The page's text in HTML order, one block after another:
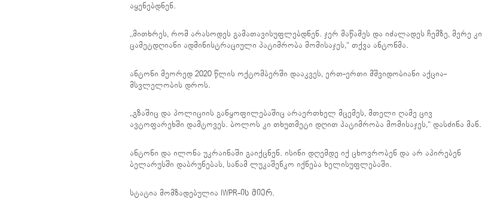
აყენებდნენ.
„მითხრეს, რომ არასოდეს გამათავისუფლებდნენ. ჯერ მაწამეს და იძალადეს ჩემზე, მერე კი
ცამეტდღიანი ადმინისტრაციული პატიმრობა მომისაჯეს,“ თქვა ანტონმა.
ანტონი მეორედ 2020 წლის ოქტომბერში დააკვეს, ერთ-ერთი მშვიდობიანი აქცია-
მსვლელობის დროს.
„გზაშიც და პოლიციის განყოფილებაშიც არაერთხელ მცემეს, მთელი ღამე ცივ
ავტოფარეხში დამტოვეს. ბოლოს კი თხუთმეტი დღით პატიმრობა მომისაჯეს,“ დასძინა მან.
ანტონი და ილონა უკრაინაში გაიქცნენ. ისინი დღემდე იქ ცხოვრობენ და არ აპირებენ
ბელარუსში დაბრუნებას, სანამ ლუკაშენკო იქნება ხელისუფლებაში.
სტატია მომზადებულია IWPR-ის მიერ.